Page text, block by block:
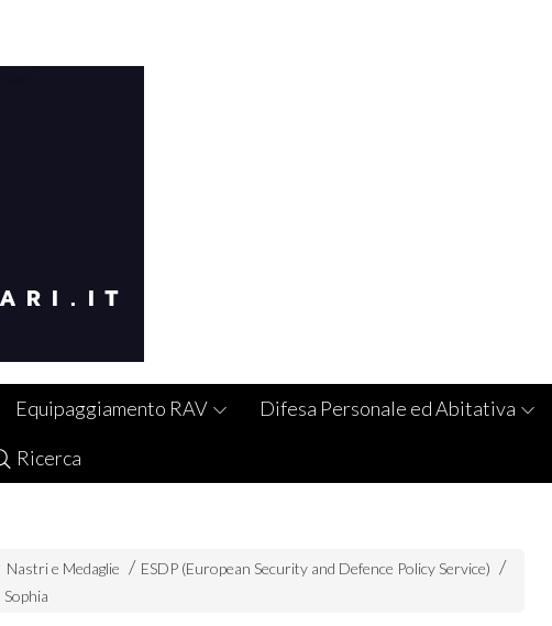
Equipaggiamento RAV Difesa Personale ed Abitativa
Ricerca
Nastri e Medaglie
ESDP (European Security and Defence Policy Service)
Sophia